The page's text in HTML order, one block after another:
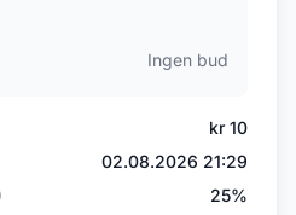
Ingen bud
kr 10
02.08.2026 21:29
25%